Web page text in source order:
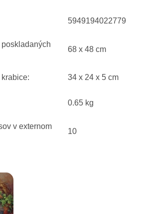
5949194022779
poskladaných
68 x 48 cm
34 x 24 x 5 cm
0.65 kg
v externom
10